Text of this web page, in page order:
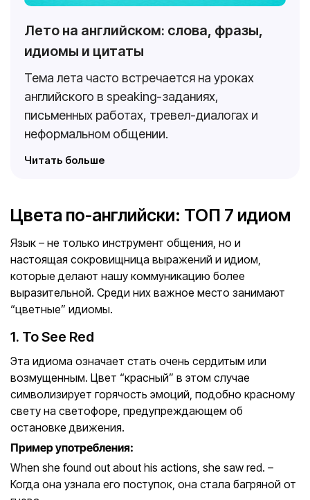
Лето на английском: слова, фразы,
идиомы и цитаты
Тема лета часто встречается на уроках
английского в speaking-заданиях,
письменных работах, тревел-диалогах и
неформальном общении.
Читать больше
Цвета по-английски: ТОП 7 идиом
Язык – не только инструмент общения, но и
настоящая сокровищница выражений и идиом,
которые делают нашу коммуникацию более
выразительной. Среди них важное место занимают
“цветные” идиомы.
1. To See Red
Эта идиома означает стать очень сердитым или
возмущенным. Цвет “красный” в этом случае
символизирует горячость эмоций, подобно красному
свету на светофоре, предупреждающем об
остановке движения.
Пример употребления:
When she found out about his actions, she saw red. –
Когда она узнала его поступок, она стала багряной от